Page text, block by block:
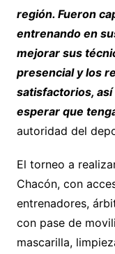
región. Fueron
entrenando en
mejorar sus
presencial y los
satisfactorios,
esperar que
autoridad del
El torneo a
Chacón, con
entrenadores,
con pase de
mascarilla,